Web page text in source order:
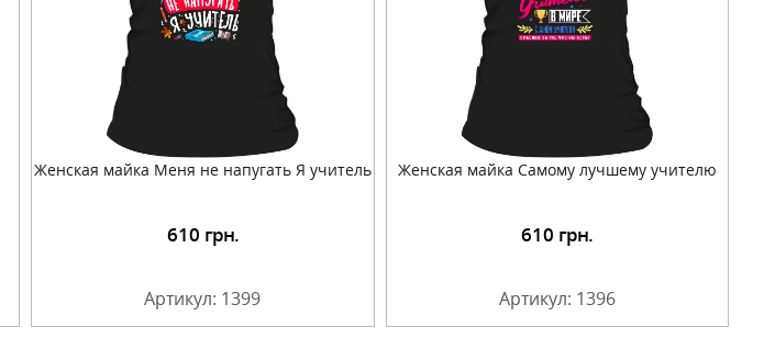
Женская майка Меня не напугать Я учитель
610 грн.
Артикул: 1399
Женская майка Самому лучшему учителю
Подробнее 610 грн.
Артикул: 1396